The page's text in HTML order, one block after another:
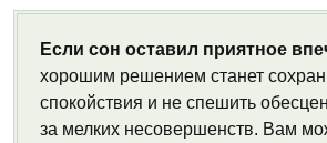
Если сон оставил приятное
хорошим решением станет
спокойствия и не спешить
за мелких несовершенств. Вам